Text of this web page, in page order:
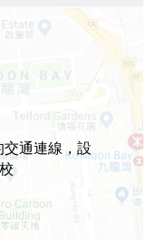
通連線，設